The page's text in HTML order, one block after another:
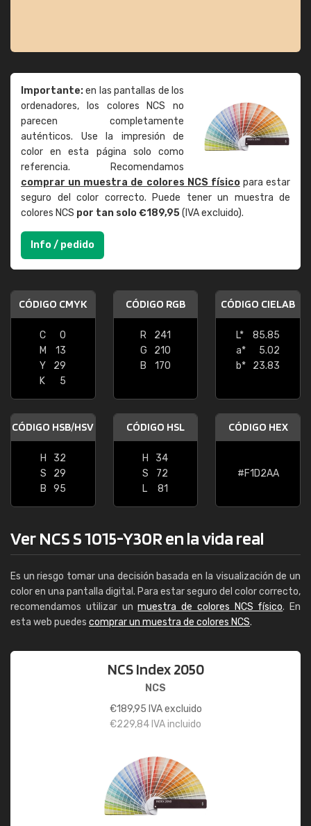
Importante:en las pantallas de los
ordenadores, los colores NCS no
parecen completamente
auténticos. Use la impresión de
color en esta página solo como
referencia. Recomendamos
comprar un muestra de colores NCS físicopara estar
seguro del color correcto. Puede tener un muestra de
colores NCS por tan solo €189,95(IVA excluido).
Info / pedido
CÓDIGO CMYK
C
0
M
13
Y
29
K
5
CÓDIGO RGB
R
241
G
210
B
170
CÓDIGO CIELAB
L*
85.85
a*
5.02
b*
23.83
CÓDIGO HSB/HSV
H
32
S
29
B
95
CÓDIGO HSL
H
34
S
72
L
81
CÓDIGO HEX
#F1D2AA
Ver NCS S 1015-Y30R en la vida real
Es un riesgo tomar una decisión basada en la visualización de un
color en una pantalla digital. Para estar seguro del color correcto,
recomendamos utilizar unmuestra de colores NCS físico. En
esta web puedes comprar un muestra de colores NCS.
NCS Index 2050
NCS
€189,95 IVA excluido
€229,84 IVA incluido